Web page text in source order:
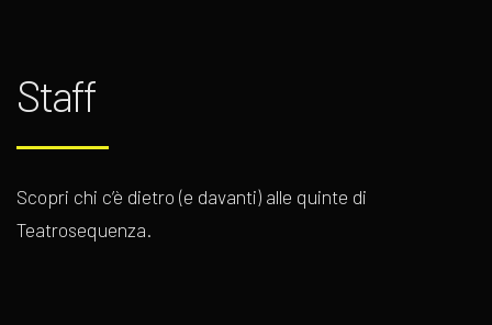
Staff
Scopri chi c’è dietro (e davanti) alle quinte di
Teatrosequenza.